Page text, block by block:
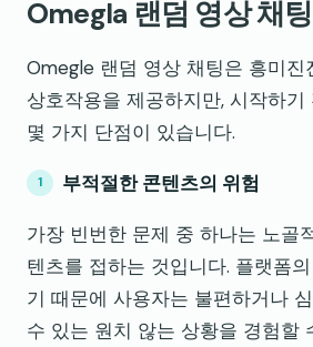
Omegla 랜덤 영상 채
Omegle 랜덤 영상 채팅은 흥미진
상호작용을 제공하지만, 시작하
몇 가지 단점이 있습니다.
부적절한 콘텐츠의 위험
가장 빈번한 문제 중 하나는 노골
텐츠를 접하는 것입니다. 플랫폼
기 때문에 사용자는 불편하거나
수 있는 원치 않는 상황을 경험할